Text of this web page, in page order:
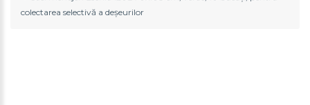
colectarea selectivă a deșeurilor